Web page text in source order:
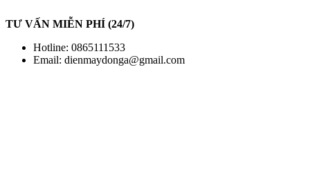
TƯ VẤN MIỄN PHÍ (24/7)
Hotline: 0865111533
Email: dienmaydonga@gmail.com